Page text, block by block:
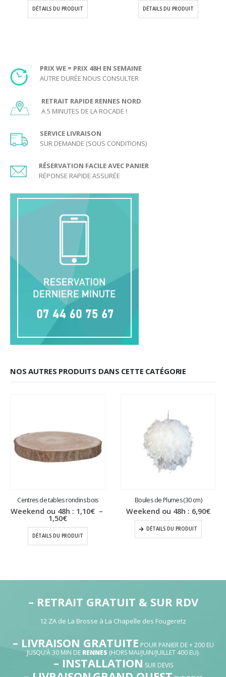
prix :
5,00€
à
DÉTAILS DU PRODUIT 2,90€
à
4,90€
DÉTAILS DU PRODUIT
PRIX WE = PRIX 48H EN SEMAINE
AUTRE DURÉE NOUS CONSULTER
RETRAIT RAPIDE RENNES NORD
A 5 MINUTES DE LA ROCADE !
SERVICE LIVRAISON
SUR DEMANDE (SOUS CONDITIONS)
RÉSERVATION FACILE AVEC PANIER
RÉPONSE RAPIDE ASSURÉE
NOS AUTRES PRODUITS DANS CETTE CATÉGORIE
Centres de tables rondins bois
Weekend ou 48h : 1,10€ –
1,50€Plage
de
prix :
1,10€
à
DÉTAILS DU PRODUIT
Boules de Plumes (30 cm)
Weekend ou 48h : 6,90€
DÉTAILS DU PRODUIT
– RETRAIT GRATUIT & SUR RDV
12 ZA de La Brosse à La Chapelle des Fougeretz
– LIVRAISON GRATUITE POUR PANIER DE + 200 EU
JUSQU’À 30 MIN DE RENNES (HORS MAI/JUIN/JUILLET 400 EU).
– INSTALLATION SUR DEVIS